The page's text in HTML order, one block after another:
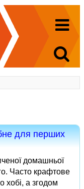
для перших
домашньої
Часто крафтове
хобі, а згодом